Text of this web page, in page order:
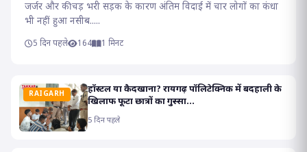
जर्जर और कीचड़ भरी सड़क के कारण अंतिम विदाई में चार लोगों का कंधा
भी नहीं हुआ नसीब.....
5 दिन पहले 164 1 मिनट
RAIGARH
हॉस्टल या कैदखाना? रायगढ़ पॉलिटेक्निक में बदहाली के
खिलाफ फूटा छात्रों का गुस्सा...
5 दिन पहले